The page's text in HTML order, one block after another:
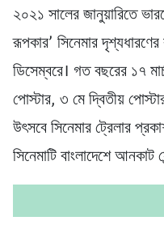
২০২১ সালের জানুয়ারিতে
রূপকার’ সিনেমার
ডিসেম্বরে। গত বছরের ১৭
পোস্টার, ৩ মে দ্বিতীয়
উৎসবে সিনেমার ট্রেলার
সিনেমাটি বাংলাদেশে